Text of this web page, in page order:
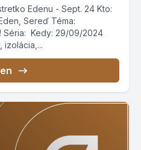
Edenu - Sept. 24 Kto:
Sereď Téma:
Séria: Kedy: 29/09/2024
izolácia,...